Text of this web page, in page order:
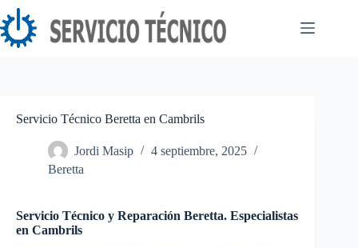
Saltar
al
contenido
Servicio Técnico Beretta en Cambrils
Jordi Masip
4 septiembre, 2025
Beretta
Servicio Técnico y Reparación Beretta. Especialistas
en Cambrils